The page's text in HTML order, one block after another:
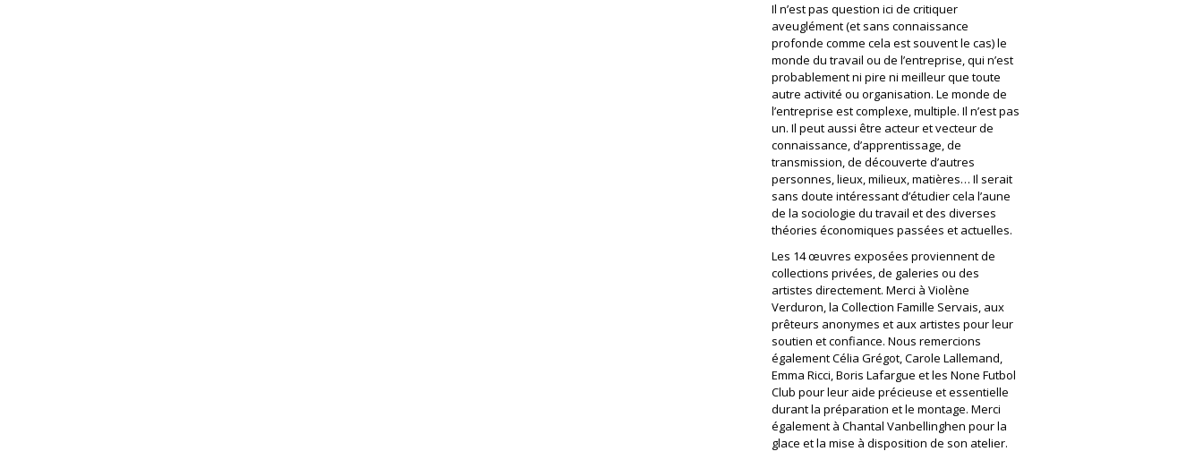
Il n’est pas question ici de critiquer
aveuglément (et sans connaissance
profonde comme cela est souvent le cas) le
monde du travail ou de l’entreprise, qui n’est
probablement ni pire ni meilleur que toute
autre activité ou organisation. Le monde de
l’entreprise est complexe, multiple. Il n’est pas
un. Il peut aussi être acteur et vecteur de
connaissance, d’apprentissage, de
transmission, de découverte d’autres
personnes, lieux, milieux, matières… Il serait
sans doute intéressant d’étudier cela l’aune
de la sociologie du travail et des diverses
théories économiques passées et actuelles.
Les 14 œuvres exposées proviennent de
collections privées, de galeries ou des
artistes directement. Merci à Violène
Verduron, la Collection Famille Servais, aux
prêteurs anonymes et aux artistes pour leur
soutien et confiance. Nous remercions
également Célia Grégot, Carole Lallemand,
Emma Ricci, Boris Lafargue et les None Futbol
Club pour leur aide précieuse et essentielle
durant la préparation et le montage. Merci
également à Chantal Vanbellinghen pour la
glace et la mise à disposition de son atelier.